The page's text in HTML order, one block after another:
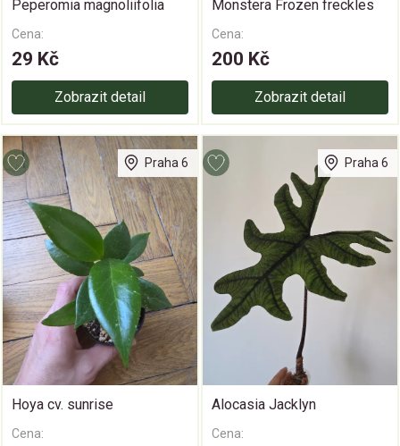
Peperomia magnoliifolia
Cena:
29 Kč
Zobrazit detail
Monstera Frozen freckles
Cena:
200 Kč
Zobrazit detail
Praha 6
Hoya cv. sunrise
Cena:
Praha 6
Alocasia Jacklyn
Cena: